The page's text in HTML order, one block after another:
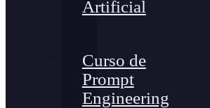
Artificial
Curso de
Prompt
Engineering